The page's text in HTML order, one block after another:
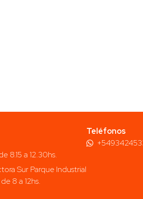
8.15 a 12.30hs.
Sur Parque Industrial
8 a 12hs.
Teléfonos